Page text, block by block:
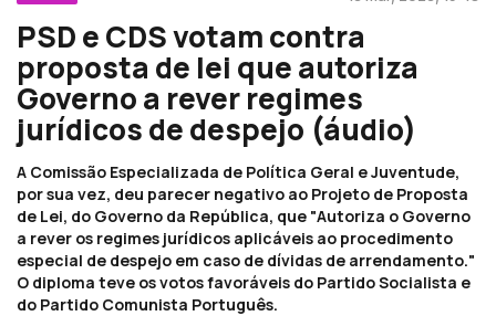
PSD e CDS votam contra
proposta de lei que autoriza
Governo a rever regimes
jurídicos de despejo (áudio)
A Comissão Especializada de Política Geral e Juventude,
por sua vez, deu parecer negativo ao Projeto de Proposta
de Lei, do Governo da República, que "Autoriza o Governo
a rever os regimes jurídicos aplicáveis ao procedimento
especial de despejo em caso de dívidas de arrendamento."
O diploma teve os votos favoráveis do Partido Socialista e
do Partido Comunista Português.